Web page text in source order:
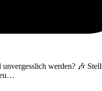
werden? 🎶
…